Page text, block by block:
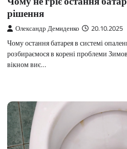
рішення
Олександр Демиденко 20.10.2025
Чому остання батарея в системі
розбираємося в корені проблеми
вікном виє…